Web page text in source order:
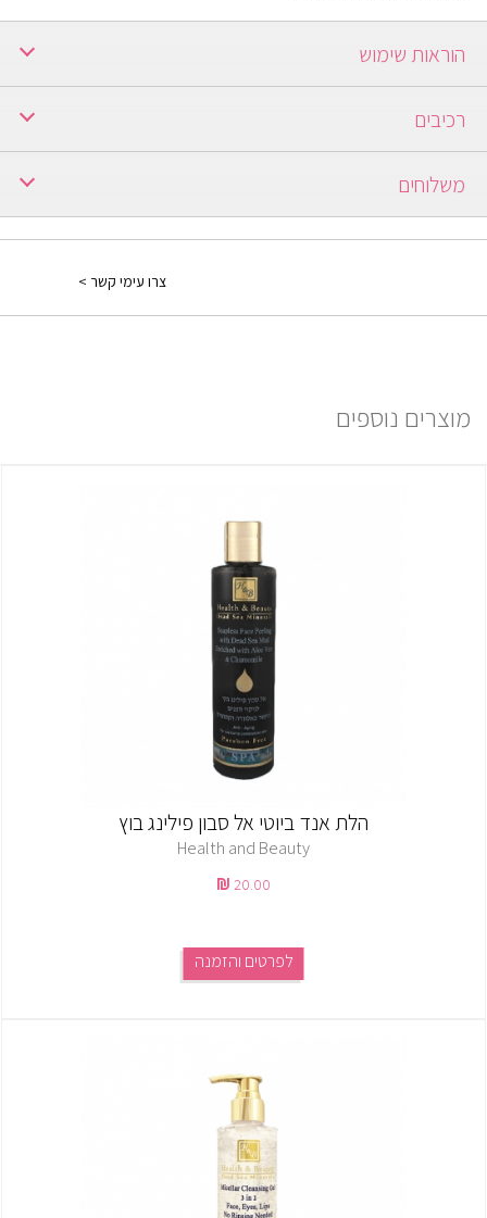
הוראות שימוש
בתנועות ליטוף מעגליות כלפי מעלה עד לספיגה. לחכות כדקה ולמרוח
רכיבים
משלוחים
1) משלוח עד הבית: בתוספת תשלום של 30 ₪ ולוקח עד 7 ימים ממועד
אישור ההזמנה.
צרו עימי קשר >
מוצרים נוספים
הלת אנד ביוטי אל סבון פילינג בוץ
Health and Beauty
20.00
לפרטים והזמנה